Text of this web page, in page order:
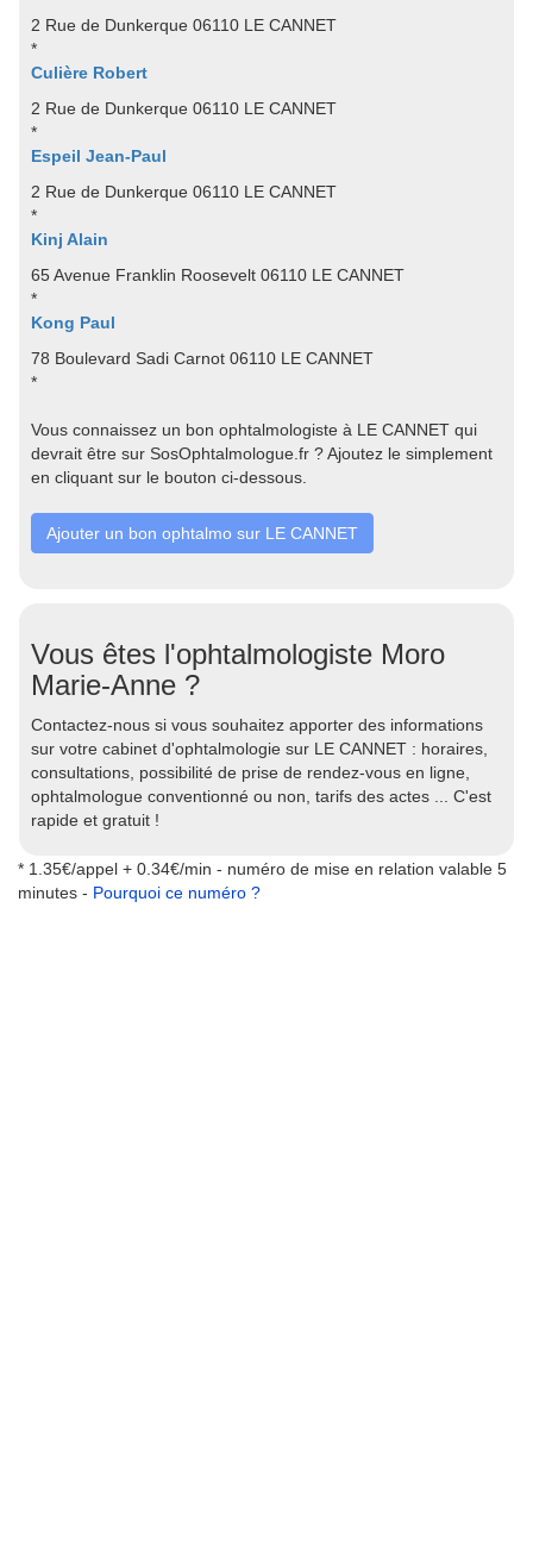
2 Rue de Dunkerque 06110 LE CANNET
*
Culière Robert
2 Rue de Dunkerque 06110 LE CANNET
*
Espeil Jean-Paul
2 Rue de Dunkerque 06110 LE CANNET
*
Kinj Alain
65 Avenue Franklin Roosevelt 06110 LE CANNET
*
Kong Paul
78 Boulevard Sadi Carnot 06110 LE CANNET
*
Vous connaissez un bon ophtalmologiste à LE CANNET qui
devrait être sur SosOphtalmologue.fr ? Ajoutez le simplement
en cliquant sur le bouton ci-dessous.
Ajouter un bon ophtalmo sur LE CANNET
Vous êtes l'ophtalmologiste Moro
Marie-Anne ?
Contactez-nous si vous souhaitez apporter des informations
sur votre cabinet d'ophtalmologie sur LE CANNET : horaires,
consultations, possibilité de prise de rendez-vous en ligne,
ophtalmologue conventionné ou non, tarifs des actes ... C'est
rapide et gratuit !
* 1.35€/appel + 0.34€/min - numéro de mise en relation valable 5
minutes - Pourquoi ce numéro ?